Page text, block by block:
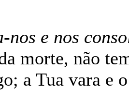
nos e nos
morte, não
a Tua vara e